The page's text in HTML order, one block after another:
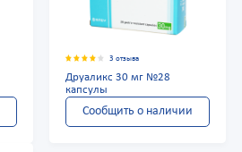
3 отзыва
Друаликс 30 мг №28
капсулы
Сообщить о наличии